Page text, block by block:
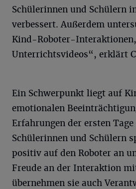
Schülerinnen und Schülern
verbessert. Außerdem
Kind-Roboter-
Unterrichtsvideos“, erklärt
Ein Schwerpunkt liegt auf
emotionalen
Erfahrungen der ersten Tage
Schülerinnen und Schülern
positiv auf den Roboter an
Freude an der Interaktion
übernehmen sie auch